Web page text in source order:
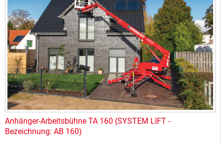
Anhänger-Arbeitsbühne TA 160 (SYSTEM LIFT -
Bezeichnung: AB 160)